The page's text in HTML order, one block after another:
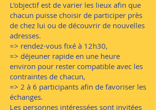
L'objectif est de varier les lieux afin que
chacun puisse choisir de participer près
de chez lui ou de découvrir de nouvelles
adresses.
=> rendez-vous fixé à 12h30,
=> déjeuner rapide en une heure
environ pour rester compatible avec les
contraintes de chacun,
=> 2 à 6 participants afin de favoriser les
échanges.
Les personnes intéressées sont invitées